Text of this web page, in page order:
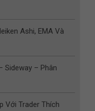
Ashi, EMA Và
Sideway – Phân
Với Trader Thích